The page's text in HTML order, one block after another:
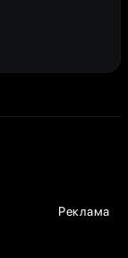
Реклама